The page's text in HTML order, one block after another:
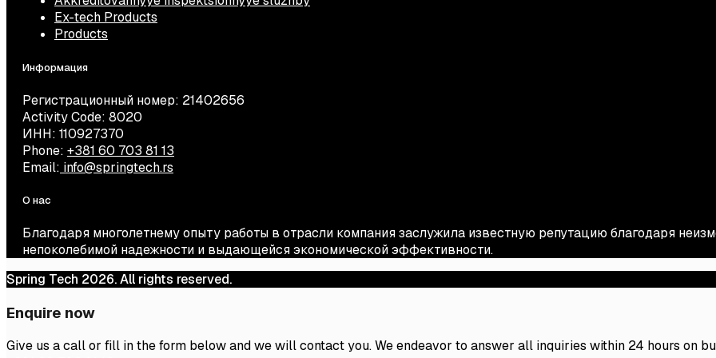
Ex-tech Products
Products
Информация
Регистрационный номер: 21402656
Activity Code: 8020
ИНН: 110927370
Phone: +381 60 703 81 13
Email: info@springtech.rs
О нас
Благодаря многолетнему опыту работы в отрасли компания заслужила известную репутацию благодаря
непоколебимой надежности и выдающейся экономической эффективности.
Spring Tech 2026. All rights reserved.
Enquire now
Give us a call or fill in the form below and we will contact you. We endeavor to answer all inquiries within 24 hours on